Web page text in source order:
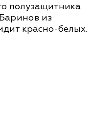
полузащитника
из
красно-белых.